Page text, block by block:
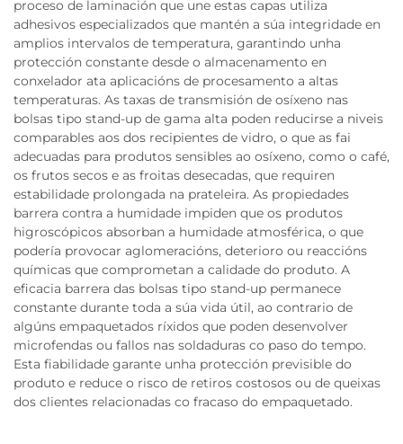
proceso de laminación que une estas capas utiliza
adhesivos especializados que mantén a súa integridade en
amplios intervalos de temperatura, garantindo unha
protección constante desde o almacenamento en
conxelador ata aplicacións de procesamento a altas
temperaturas. As taxas de transmisión de osíxeno nas
bolsas tipo stand-up de gama alta poden reducirse a niveis
comparables aos dos recipientes de vidro, o que as fai
adecuadas para produtos sensibles ao osíxeno, como o café,
os frutos secos e as froitas desecadas, que requiren
estabilidade prolongada na prateleira. As propiedades
barrera contra a humidade impiden que os produtos
higroscópicos absorban a humidade atmosférica, o que
podería provocar aglomeracións, deterioro ou reaccións
químicas que comprometan a calidade do produto. A
eficacia barrera das bolsas tipo stand-up permanece
constante durante toda a súa vida útil, ao contrario de
algúns empaquetados ríxidos que poden desenvolver
microfendas ou fallos nas soldaduras co paso do tempo.
Esta fiabilidade garante unha protección previsible do
produto e reduce o risco de retiros costosos ou de queixas
dos clientes relacionadas co fracaso do empaquetado.